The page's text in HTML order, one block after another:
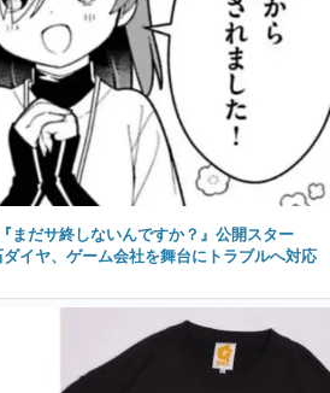
まだサ終しないんですか？』公開スター
イヤ、ゲーム会社を舞台にトラブルへ対応